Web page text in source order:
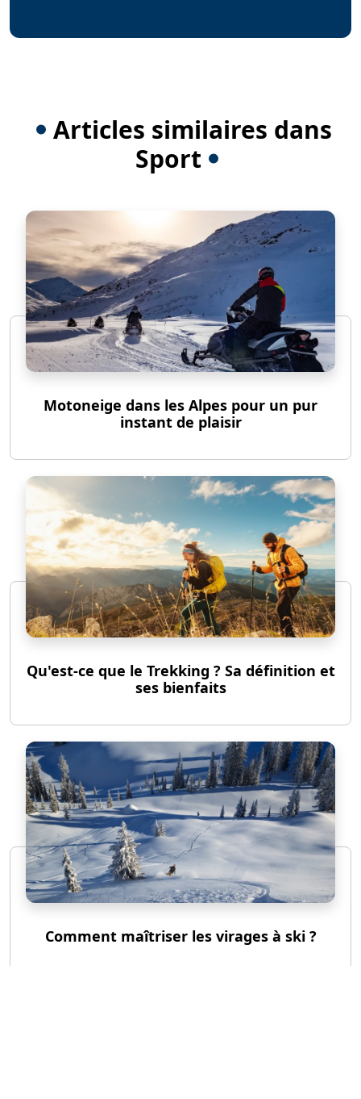
Articles similaires dans
Sport
Motoneige dans les Alpes pour un pur
instant de plaisir
Qu'est-ce que le Trekking ? Sa définition et
ses bienfaits
Comment maîtriser les virages à ski ?